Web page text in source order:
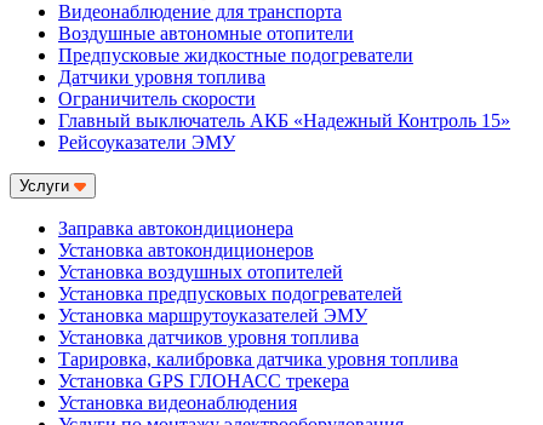
Видеонаблюдение для транспорта
Воздушные автономные отопители
Предпусковые жидкостные подогреватели
Датчики уровня топлива
Ограничитель скорости
Главный выключатель АКБ «Надежный Контроль 15»
Рейсоуказатели ЭМУ
Услуги
Заправка автокондиционера
Установка автокондиционеров
Установка воздушных отопителей
Установка предпусковых подогревателей
Установка маршрутоуказателей ЭМУ
Установка датчиков уровня топлива
Тарировка, калибровка датчика уровня топлива
Установка GPS ГЛОНАСС трекера
Установка видеонаблюдения